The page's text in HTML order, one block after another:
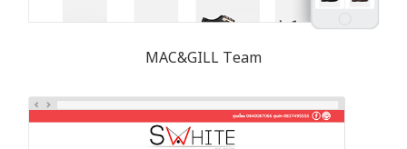
MAC&GILL Team